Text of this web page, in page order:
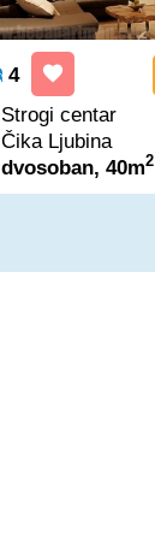
4
Strogi centar
Čika Ljubina
dvosoban, 40m2